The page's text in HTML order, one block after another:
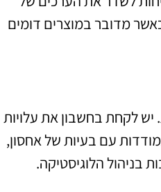
מדובר במוצרים דומים
יש לקחת בחשבון את עלויות
עם בעיות של אחסון,
בניהול הלוגיסטיקה.